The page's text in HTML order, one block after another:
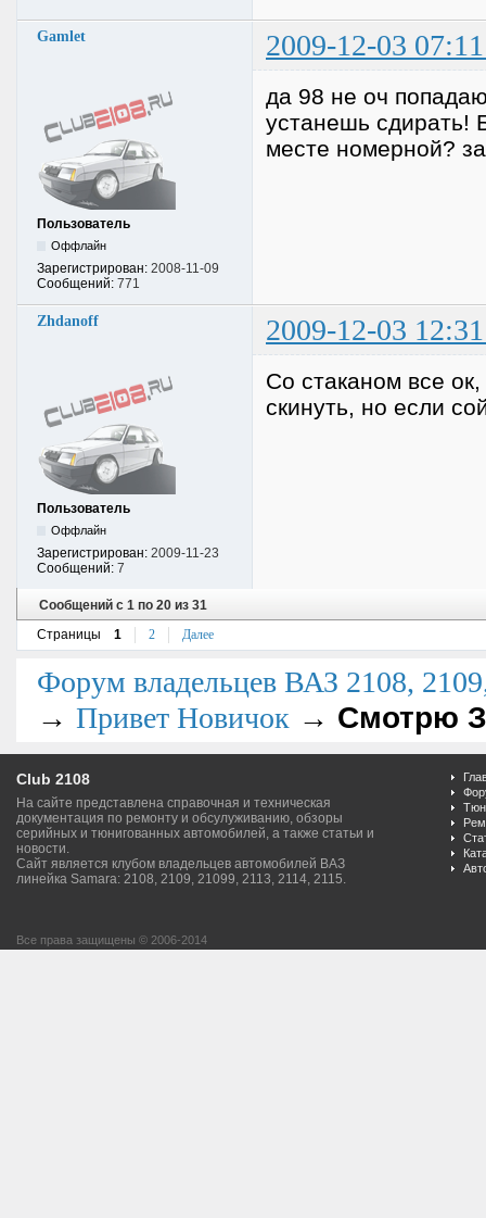
Gamlet 2009-12-03
Пользователь
Оффлайн
Зарегистрирован: 2008-11-09
Сообщений: 771
да 98 не оч
устанешь сдирать!
месте номерной?
Zhdanoff 2009-12-03
Пользователь
Оффлайн
Зарегистрирован: 2009-11-23
Сообщений: 7
Со стаканом все
скинуть, но если
Сообщений с 1 по 20 из 31
Страницы
1 2 Далее
Форум владельцев ВАЗ 2108,
→ Привет Новичок → Смотрю
Club 2108
На сайте представлена справочная и техническая
документация по ремонту и обсулуживанию, обзоры
серийных и тюнигованных автомобилей, а также статьи и
новости.
Сайт является клубом владельцев автомобилей ВАЗ
линейка Samara: 2108, 2109, 21099, 2113, 2114, 2115.
Все права защищены © 2006-2014